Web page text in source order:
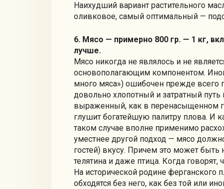
Наихудший вариант растительного
оливковое, самый оптимальный —
6. Мясо — примерно 800 гр. — 1 кг,
лучше.
Мясо никогда не являлось и не
основополагающим компонентом.
много мяса») ошибочен прежде всего
довольно хлопотный и затратный
выраженный, как в перенасыщенном
глушит богатейшую палитру плова. И
таком случае вполне применимо
уместнее другой подход — мясо
гостей) вкусу. Причем это может быть
телятина и даже птица. Когда
На исторической родине
обходятся без него, как без той или